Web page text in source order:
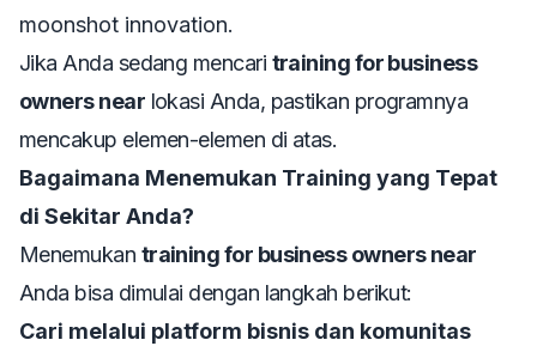
moonshot innovation.
Jika Anda sedang mencari training for business
owners near lokasi Anda, pastikan programnya
mencakup elemen-elemen di atas.
Bagaimana Menemukan Training yang Tepat
di Sekitar Anda?
Menemukan training for business owners near
Anda bisa dimulai dengan langkah berikut:
Cari melalui platform bisnis dan komunitas